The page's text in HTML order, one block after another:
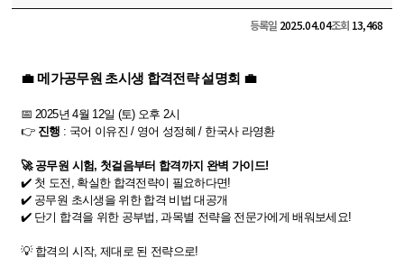
등록일 2025.04.04조회 13,468
💼 메가공무원 초시생 합격전략 설명회 💼
📅 2025년 4월 12일 (토) 오후 2시
👉 진행 : 국어 이유진 / 영어 성정혜 / 한국사 라영환
🚀 공무원 시험, 첫걸음부터 합격까지 완벽 가이드!
✔️ 첫 도전, 확실한 합격전략이 필요하다면!
✔️ 공무원 초시생을 위한 합격 비법 대공개
✔️ 단기 합격을 위한 공부법, 과목별 전략을 전문가에게 배워보세요!​
💡 합격의 시작, 제대로 된 전략으로!